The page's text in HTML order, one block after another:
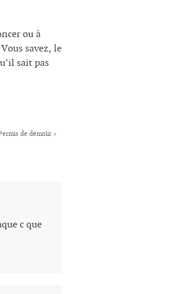
ou à
savez, le
sait pas
de démolir »
c que